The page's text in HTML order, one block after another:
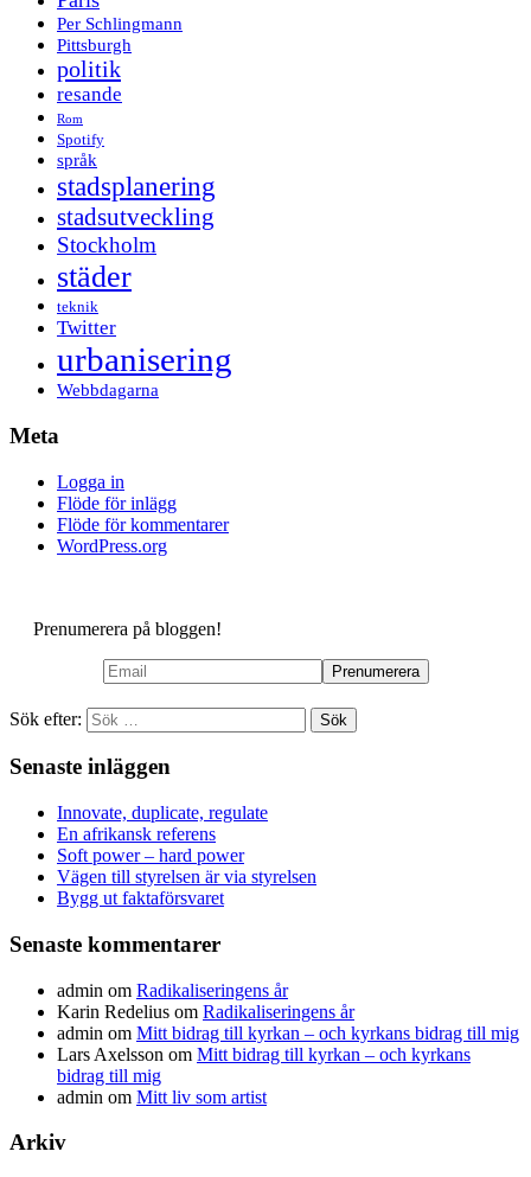
Per Schlingmann
Pittsburgh
politik
resande
Rom
Spotify
språk
stadsplanering
stadsutveckling
Stockholm
städer
teknik
Twitter
urbanisering
Webbdagarna
Meta
Logga in
Flöde för inlägg
Flöde för kommentarer
WordPress.org
Prenumerera på bloggen!
Sök efter:
Senaste inläggen
Innovate, duplicate, regulate
En afrikansk referens
Soft power – hard power
Vägen till styrelsen är via styrelsen
Bygg ut faktaförsvaret
Senaste kommentarer
admin om Radikaliseringens år
Karin Redelius om Radikaliseringens år
admin om Mitt bidrag till kyrkan – och kyrkans bidrag till mig
Lars Axelsson om Mitt bidrag till kyrkan – och kyrkans
bidrag till mig
admin om Mitt liv som artist
Arkiv